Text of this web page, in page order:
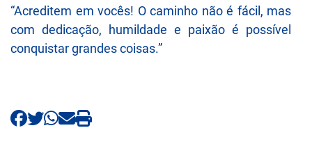
“Acreditem em vocês! O caminho não é fácil, mas
com dedicação, humildade e paixão é possível
conquistar grandes coisas.”